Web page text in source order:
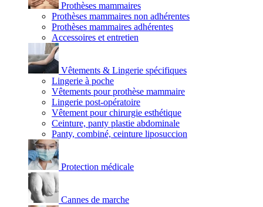
Prothèses mammaires
Prothèses mammaires non adhérentes
Prothèses mammaires adhérentes
Accessoires et entretien
Vêtements & Lingerie spécifiques
Lingerie à poche
Vêtements pour prothèse mammaire
Lingerie post-opératoire
Vêtement pour chirurgie esthétique
Ceinture, panty plastie abdominale
Panty, combiné, ceinture liposuccion
Protection médicale
Cannes de marche